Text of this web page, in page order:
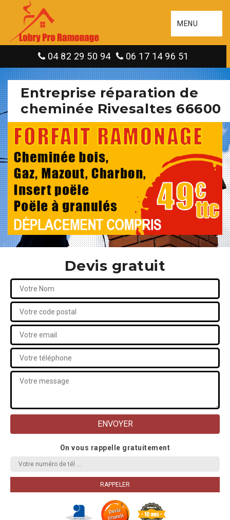
MENU
04 82 29 50 94 06 17 14 96 51
Entreprise réparation de
cheminée Rivesaltes 66600
Devis gratuit
On vous rappelle gratuitement